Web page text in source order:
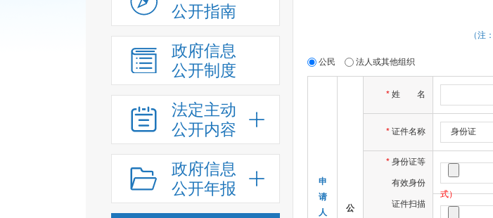
公开指南
政府信息
公开制度
法定主动
公开内容
政府信息
公开年报
（注
公民 法人或其他组织
申
请
人
公
* 姓 名
* 证件名称
* 身份证等
有效身份
证件扫描
式）